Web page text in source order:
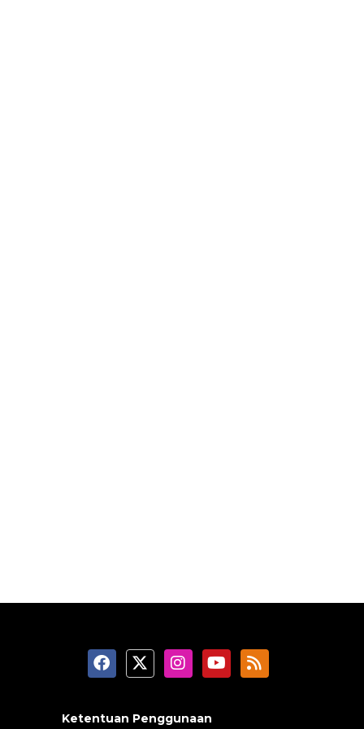
Ketentuan Penggunaan